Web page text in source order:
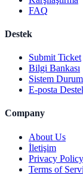
FAQ
Destek
Submit Ticket
Bilgi Bankası
Sistem
E-posta
Company
About Us
İletişim
Privacy Policy
Terms of